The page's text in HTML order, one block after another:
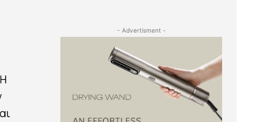
- Advertisment -